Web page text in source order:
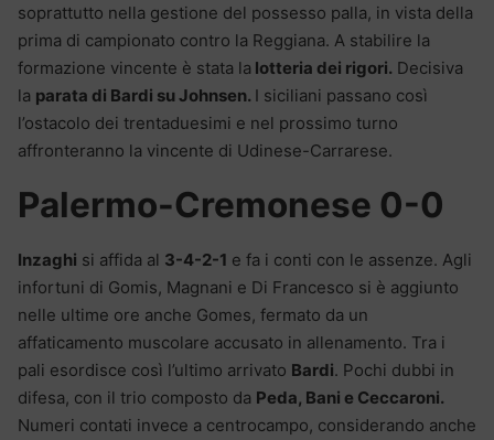
soprattutto nella gestione del possesso palla, in vista della
prima di campionato contro la Reggiana. A stabilire la
formazione vincente è stata la lotteria dei rigori. Decisiva
la parata di Bardi su Johnsen. I siciliani passano così
l’ostacolo dei trentaduesimi e nel prossimo turno
affronteranno la vincente di Udinese-Carrarese.
Palermo-Cremonese 0-0
Inzaghi si affida al 3-4-2-1 e fa i conti con le assenze. Agli
infortuni di Gomis, Magnani e Di Francesco si è aggiunto
nelle ultime ore anche Gomes, fermato da un
affaticamento muscolare accusato in allenamento. Tra i
pali esordisce così l’ultimo arrivato Bardi. Pochi dubbi in
difesa, con il trio composto da Peda, Bani e Ceccaroni.
Numeri contati invece a centrocampo, considerando anche